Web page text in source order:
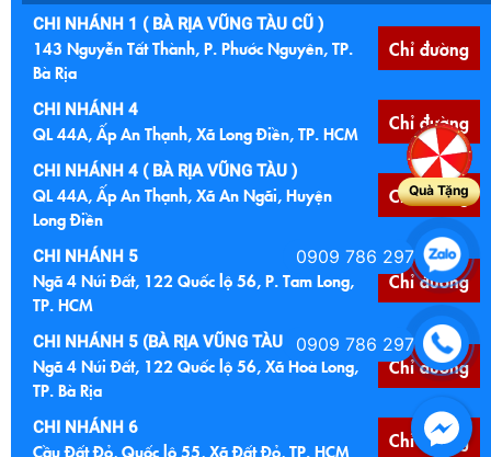
CHI NHÁNH 1 ( BÀ RỊA VŨNG TÀU CŨ )
143 Nguyễn Tất Thành, P. Phước Nguyên, TP.
Bà Rịa
Chỉ đường
CHI NHÁNH 4
QL 44A, Ấp An Thạnh, Xã Long Điền, TP. HCM Chỉ đường
CHI NHÁNH 4 ( BÀ RỊA VŨNG TÀU )
QL 44A, Ấp An Thạnh, Xã An Ngãi, Huyện
Long Điền
Chỉ đường
CHI NHÁNH 5
Ngã 4 Núi Đất, 122 Quốc lộ 56, P. Tam Long,
TP. HCM
Chỉ đường
CHI NHÁNH 5 (BÀ RỊA VŨNG TÀU CŨ )
Ngã 4 Núi Đất, 122 Quốc lộ 56, Xã Hoà Long,
TP. Bà Rịa
Chỉ đường
CHI NHÁNH 6
Cầu Đất Đỏ, Quốc lộ 55, Xã Đất Đỏ, TP. HCM Chỉ đường
Quà Tặng
0909 786 297
0909 786 297